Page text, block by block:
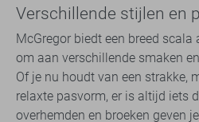
Verschillende stijlen en
McGregor biedt een breed
om aan verschillende smaken
Of je nu houdt van een strakke,
relaxte pasvorm, er is altijd iets
overhemden en broeken geven